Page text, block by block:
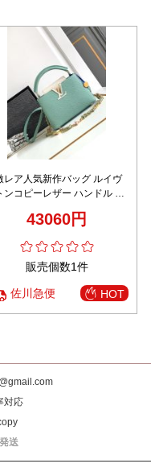
レア人気新作バッグ ルイヴ
ンコピーレザー ハンドル チ
43060円
販売個数1件
佐川急便 HOT
対応
送